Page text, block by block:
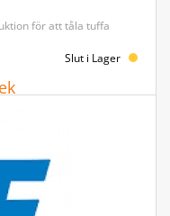
för att tåla tuffa
Slut i Lager